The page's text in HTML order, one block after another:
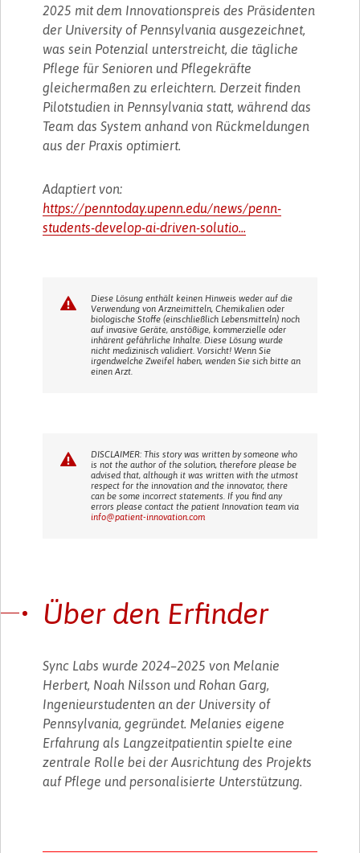
2025 mit dem Innovationspreis des Präsidenten
der University of Pennsylvania ausgezeichnet,
was sein Potenzial unterstreicht, die tägliche
Pflege für Senioren und Pflegekräfte
gleichermaßen zu erleichtern. Derzeit finden
Pilotstudien in Pennsylvania statt, während das
Team das System anhand von Rückmeldungen
aus der Praxis optimiert.
Adaptiert von:
https://penntoday.upenn.edu/news/penn-
students-develop-ai-driven-solutio...
Diese Lösung enthält keinen Hinweis weder auf die
Verwendung von Arzneimitteln, Chemikalien oder
biologische Stoffe (einschließlich Lebensmitteln) noch
auf invasive Geräte, anstößige, kommerzielle oder
inhärent gefährliche Inhalte. Diese Lösung wurde
nicht medizinisch validiert. Vorsicht! Wenn Sie
irgendwelche Zweifel haben, wenden Sie sich bitte an
einen Arzt.
DISCLAIMER: This story was written by someone who
is not the author of the solution, therefore please be
advised that, although it was written with the utmost
respect for the innovation and the innovator, there
can be some incorrect statements. If you find any
errors please contact the patient Innovation team via
info@patient-innovation.com
Über den Erfinder
Sync Labs wurde 2024–2025 von Melanie
Herbert, Noah Nilsson und Rohan Garg,
Ingenieurstudenten an der University of
Pennsylvania, gegründet. Melanies eigene
Erfahrung als Langzeitpatientin spielte eine
zentrale Rolle bei der Ausrichtung des Projekts
auf Pflege und personalisierte Unterstützung.